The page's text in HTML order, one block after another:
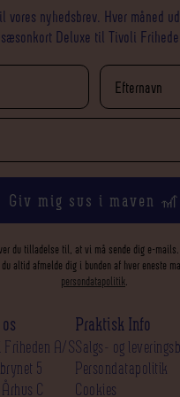
A/S
5
C
Praktisk Info
Salgs- og
Persondatapolitik
Cookies
vores nyhedsbrev. Hver måned
sæsonkort Deluxe til Tivoli
Giv mig sus i maven 🎢
du tilladelse til, at vi må sende dig e-
altid afmelde dig i bunden af hver eneste
persondatapolitik.